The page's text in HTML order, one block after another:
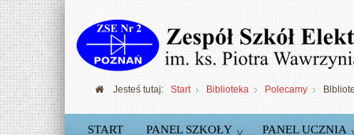
Jesteś tutaj: Start Biblioteka Polecamy
START PANEL SZKOŁY PANEL UCZNIA